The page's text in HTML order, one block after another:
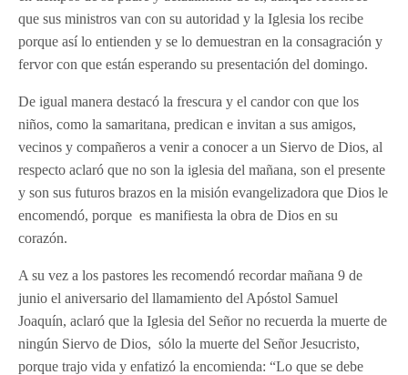
que sus ministros van con su autoridad y la Iglesia los recibe
porque así lo entienden y se lo demuestran en la consagración y
fervor con que están esperando su presentación del domingo.
De igual manera destacó la frescura y el candor con que los
niños, como la samaritana, predican e invitan a sus amigos,
vecinos y compañeros a venir a conocer a un Siervo de Dios, al
respecto aclaró que no son la iglesia del mañana, son el presente
y son sus futuros brazos en la misión evangelizadora que Dios le
encomendó, porque es manifiesta la obra de Dios en su
corazón.
A su vez a los pastores les recomendó recordar mañana 9 de
junio el aniversario del llamamiento del Apóstol Samuel
Joaquín, aclaró que la Iglesia del Señor no recuerda la muerte de
ningún Siervo de Dios, sólo la muerte del Señor Jesucristo,
porque trajo vida y enfatizó la encomienda: “Lo que se debe